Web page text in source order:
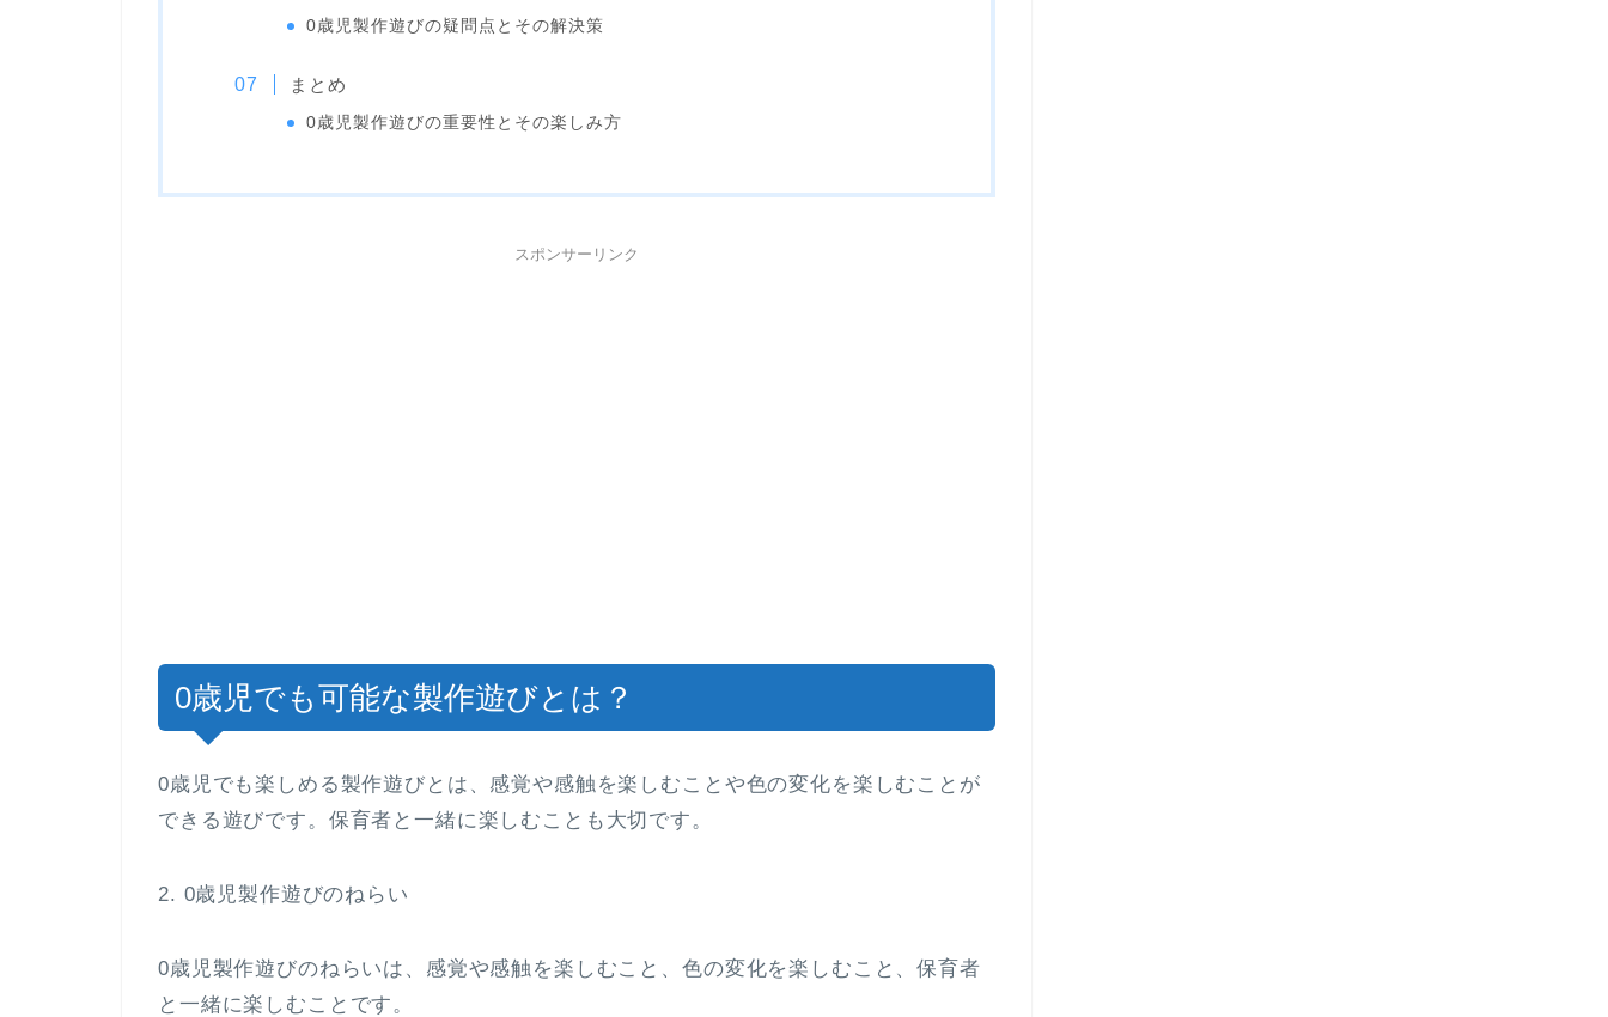
0歳児製作遊びの疑問点とその解決策
まとめ
0歳児製作遊びの重要性とその楽しみ方
スポンサーリンク
0歳児でも可能な製作遊びとは？
0歳児でも楽しめる製作遊びとは、感覚や感触を楽しむことや色の変化を楽しむことが
できる遊びです。保育者と一緒に楽しむことも大切です。
2. 0歳児製作遊びのねらい
0歳児製作遊びのねらいは、感覚や感触を楽しむこと、色の変化を楽しむこと、保育者
と一緒に楽しむことです。